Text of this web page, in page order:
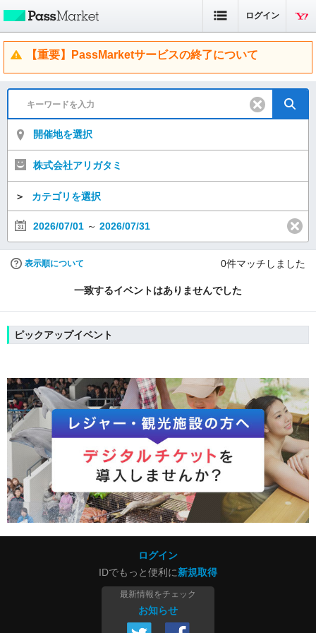
ログイン
【重要】PassMarketサービスの終了について
開催地を選択
株式会社アリガタミ
＞ カテゴリを選択
2026/07/01 ～ 2026/07/31
表示順について 0件マッチしました
一致するイベントはありませんでした
ピックアップイベント
ログイン
IDでもっと便利に新規取得
最新情報をチェック
お知らせ